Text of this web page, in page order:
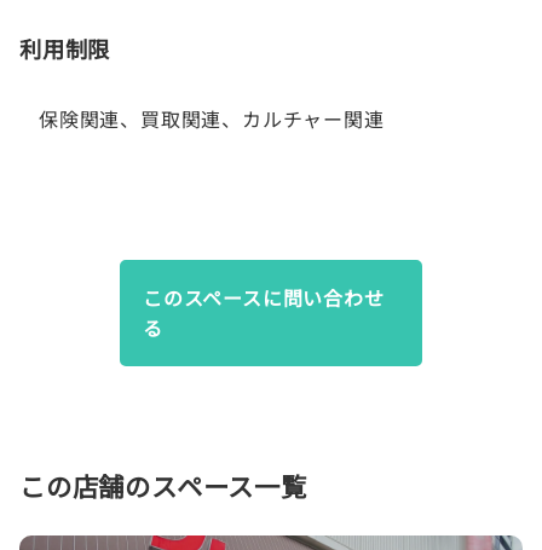
利用制限
保険関連、買取関連、カルチャー関連
このスペースに問い合わせ
る
この店舗のスペース一覧